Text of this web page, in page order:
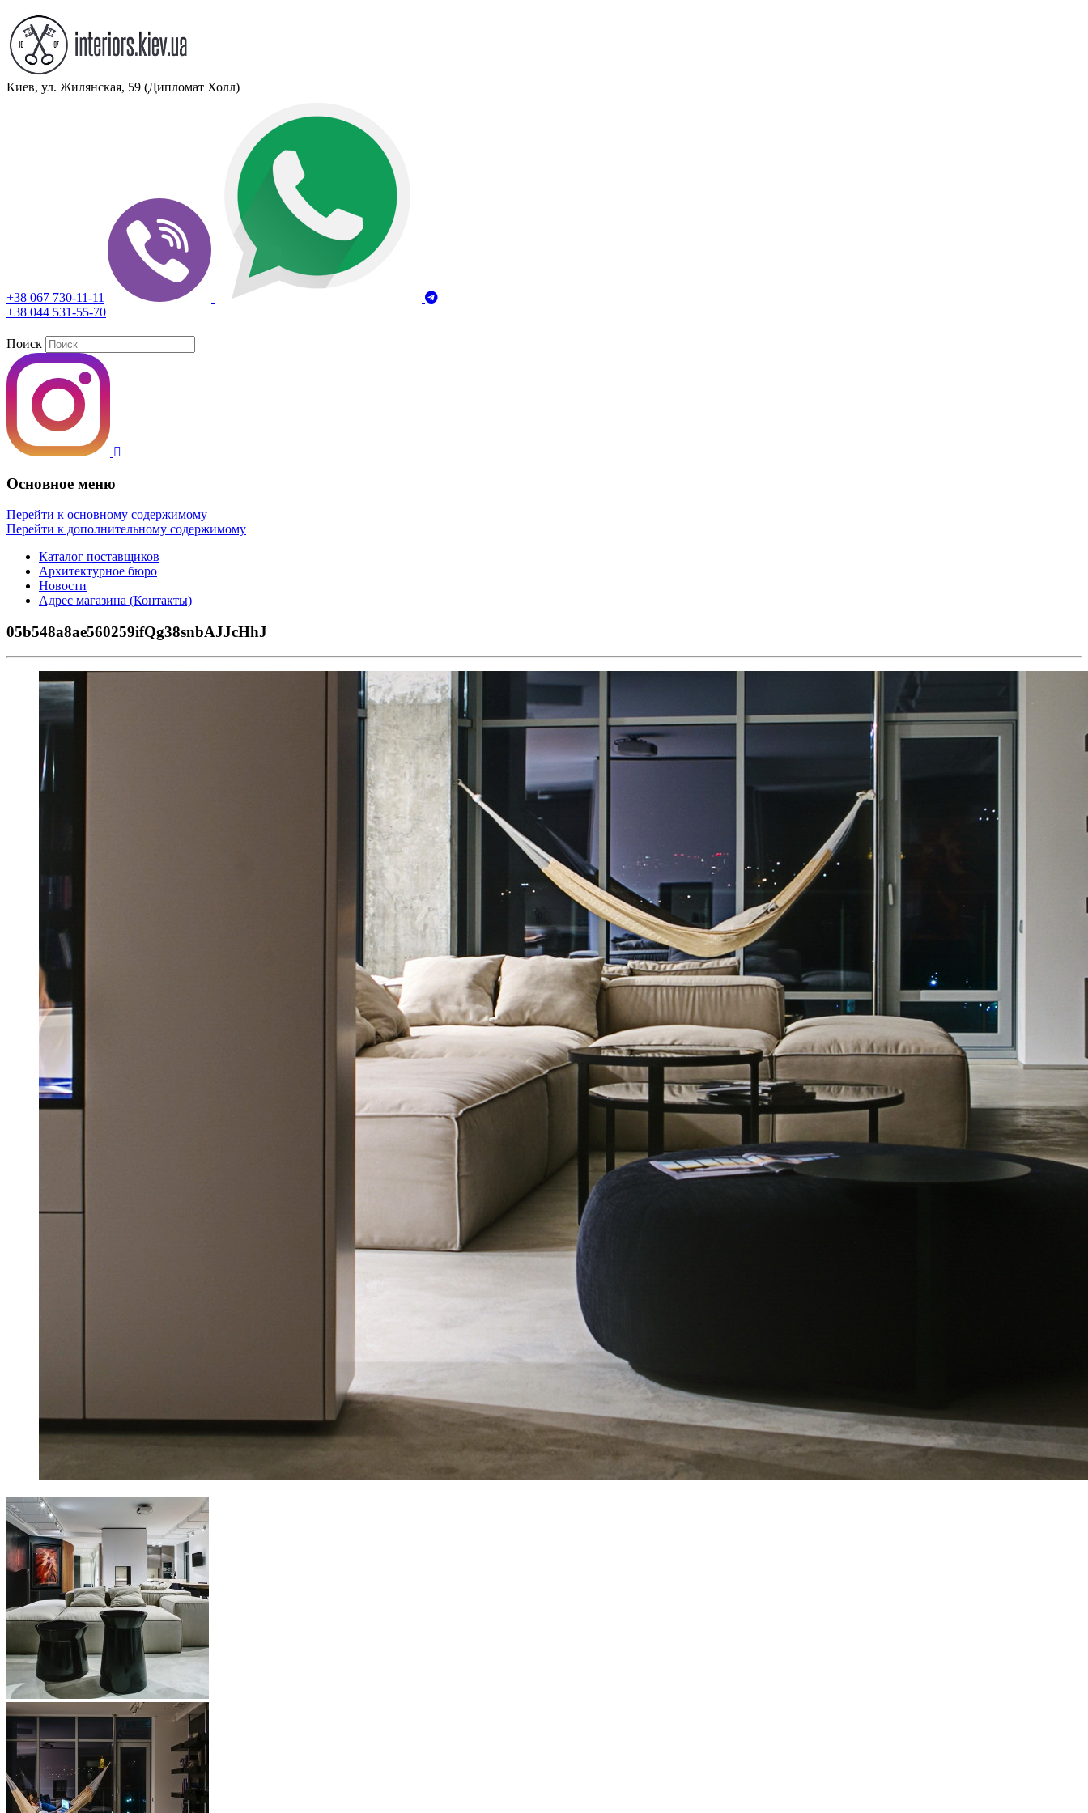
Киев, ул. Жилянская, 59 (Дипломат Холл)
+38 067 730-11-11
+38 044 531-55-70
Поиск
Основное меню
Перейти к основному содержимому
Перейти к дополнительному содержимому
Каталог поставщиков
Архитектурное бюро
Новости
Адрес магазина (Контакты)
05b548a8ae560259ifQg38snbAJJcHhJ